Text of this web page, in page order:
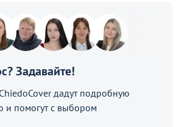
Задавайте!
дадут подробную
и помогут с выбором